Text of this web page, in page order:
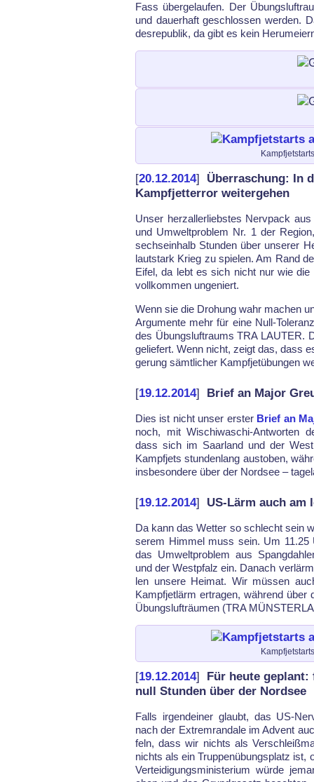
Fass über­ge­lau­fen. Der
und dau­er­haft ge­schlos­sen wer­den.
des­re­pu­blik, da gibt es kein
[20.12.2014] Überraschung: In
Kampfjetterror weitergehen
Un­ser herz­al­ler­liebs­tes Nerv­pack
und Um­welt­pro­blem Nr. 1 der
sechs­ein­halb Stun­den über un­se­rer
laut­stark Krieg zu spie­len. Am Rand
Ei­fel, da lebt es sich nicht nur wie
voll­kom­men un­ge­niert.
Wenn sie die Dro­hung wahr ma­chen
Ar­gu­men­te mehr für ei­ne Null-
des Übungs­luftraums TRA LAU­TER.
ge­lie­fert. Wenn nicht, zeigt das, dass
ge­rung sämt­li­cher Kampf­jetü­bun­gen
[19.12.2014] Brief an Major
Dies ist nicht un­ser ers­ter Brief an
noch, mit Wi­schi­wa­schi-Ant­wor­ten
dass sich im Saar­land und der
Kampf­jets stun­den­lang aus­to­ben,
ins­be­son­de­re über der Nord­see –
[19.12.2014] US-Lärm auch am
Da kann das Wet­ter so schlecht sein
se­rem Him­mel muss sein. Um
das Um­welt­pro­blem aus
und der West­pfalz ein. Da­nach
len un­se­re Hei­mat. Wir müs­sen
Kampf­jet­lärm er­tra­gen, während über
Übungs­luft­räu­men (TRA
[19.12.2014] Für heute
null Stunden über der Nordsee
Falls ir­gend­ei­ner glaubt, das US-
nach der Ex­trem­ran­da­le im Ad­vent
feln, dass wir nichts als
nichts als ein Trup­pen­übungs­platz ist,
Ver­tei­di­gungs­mi­nis­te­ri­um wür­de